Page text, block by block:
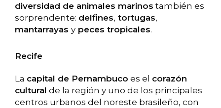
diversidad de animales marinos también es
sorprendente: delfines, tortugas,
mantarrayas y peces tropicales.
Recife
La capital de Pernambuco es el corazón
cultural de la región y uno de los principales
centros urbanos del noreste brasileño, con